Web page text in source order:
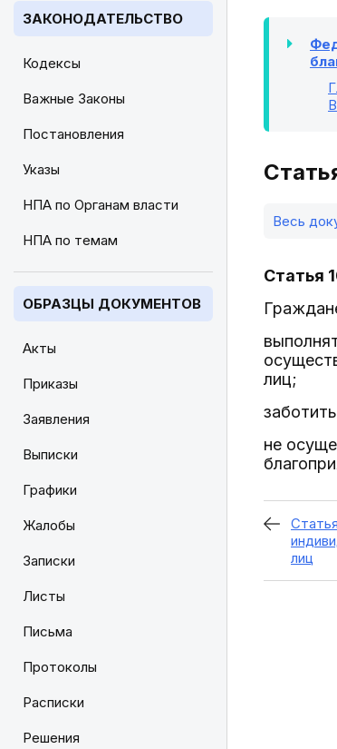
ЗАКОНОДАТЕЛЬСТВО
Кодексы
Важные Законы
Постановления
Указы
НПА по Органам власти
НПА по темам
ОБРАЗЦЫ ДОКУМЕНТОВ
Акты
Приказы
Заявления
Выписки
Графики
Жалобы
Записки
Листы
Письма
Протоколы
Расписки
Решения
Весь
Статья
лиц;
не
лиц